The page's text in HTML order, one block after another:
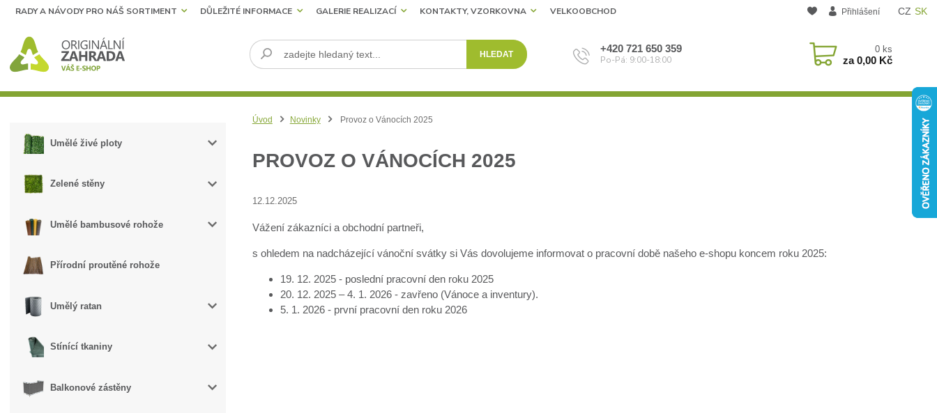
CZ SK
RADY A NÁVODY PRO NÁŠ SORTIMENT DŮLEŽITÉ INFORMACE GALERIE REALIZACÍ KONTAKTY, VZORKOVNA VELKOOBCHOD Přihlášení
HLEDAT +420 721 650 359
Po-Pá: 9:00-18:00
0 ks
za0,00 Kč
Umělé živé ploty
Zelené stěny
Umělé bambusové rohože
Přírodní proutěné rohože
Umělý ratan
Stínící tkaniny
Balkonové zástěny
Úvod Novinky Provoz o Vánocích 2025
PROVOZ O VÁNOCÍCH 2025
12.12.2025
Vážení zákazníci a obchodní partneři,
s ohledem na nadcházející vánoční svátky si Vás dovolujeme informovat o pracovní době našeho e-shopu koncem roku 2025:
19. 12. 2025 - poslední pracovní den roku 2025
20. 12. 2025 – 4. 1. 2026 - zavřeno (Vánoce a inventury).
5. 1. 2026 - první pracovní den roku 2026